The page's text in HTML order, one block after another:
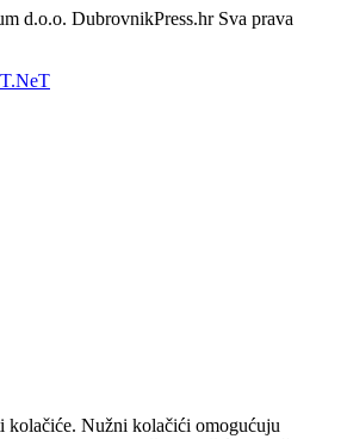
d.o.o. DubrovnikPress.hr Sva prava
kolačiće. Nužni kolačići omogućuju